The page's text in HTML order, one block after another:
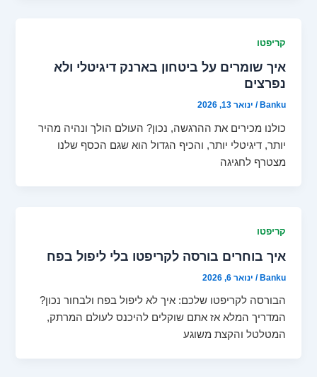
קריפטו
איך שומרים על ביטחון בארנק דיגיטלי ולא
נפרצים
Banku
/ ינואר 13, 2026
כולנו מכירים את ההרגשה, נכון? העולם הולך ונהיה מהיר
יותר, דיגיטלי יותר, והכיף הגדול הוא שגם הכסף שלנו
מצטרף לחגיגה
קריפטו
איך בוחרים בורסה לקריפטו בלי ליפול בפח
Banku
/ ינואר 6, 2026
הבורסה לקריפטו שלכם: איך לא ליפול בפח ולבחור נכון?
המדריך המלא אז אתם שוקלים להיכנס לעולם המרתק,
המטלטל והקצת משוגע